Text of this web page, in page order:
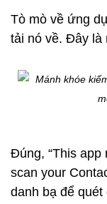
Tò mò về ứng
tải nó về. Đây là
Đúng, “This app
scan your
danh bạ để